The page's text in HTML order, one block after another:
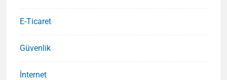
E-Ticaret
Güvenlik
İnternet